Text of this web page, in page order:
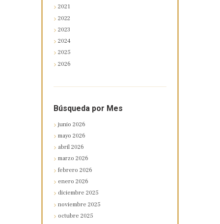
2021
2022
2023
2024
2025
2026
Búsqueda por Mes
junio2026
mayo2026
abril2026
marzo2026
febrero2026
enero2026
diciembre2025
noviembre2025
octubre2025